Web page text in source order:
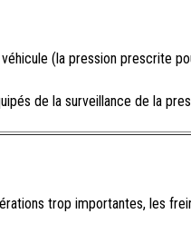
(la pression prescrite
de la surveillance de la
trop importantes, les